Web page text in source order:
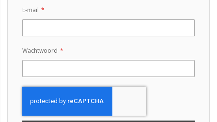
E-mail
Wachtwoord